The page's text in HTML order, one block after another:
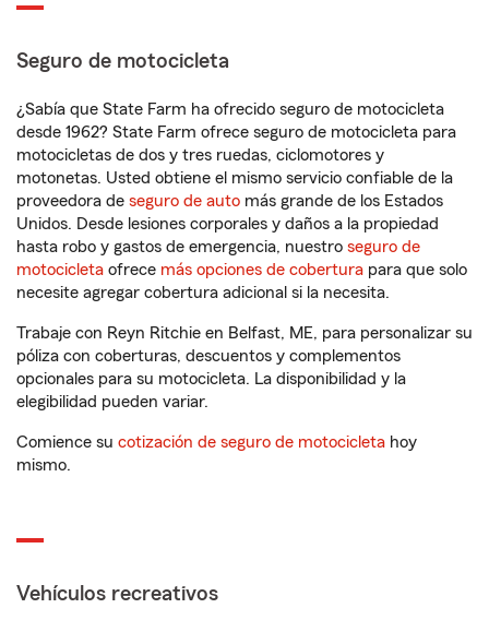
Seguro de motocicleta
¿Sabía que State Farm ha ofrecido seguro de motocicleta
desde 1962? State Farm ofrece seguro de motocicleta para
motocicletas de dos y tres ruedas, ciclomotores y
motonetas. Usted obtiene el mismo servicio confiable de la
proveedora de seguro de auto más grande de los Estados
Unidos. Desde lesiones corporales y daños a la propiedad
hasta robo y gastos de emergencia, nuestro seguro de
motocicleta ofrece más opciones de cobertura para que solo
necesite agregar cobertura adicional si la necesita.
Trabaje con Reyn Ritchie en Belfast, ME, para personalizar su
póliza con coberturas, descuentos y complementos
opcionales para su motocicleta. La disponibilidad y la
elegibilidad pueden variar.
Comience su cotización de seguro de motocicleta hoy
mismo.
Vehículos recreativos